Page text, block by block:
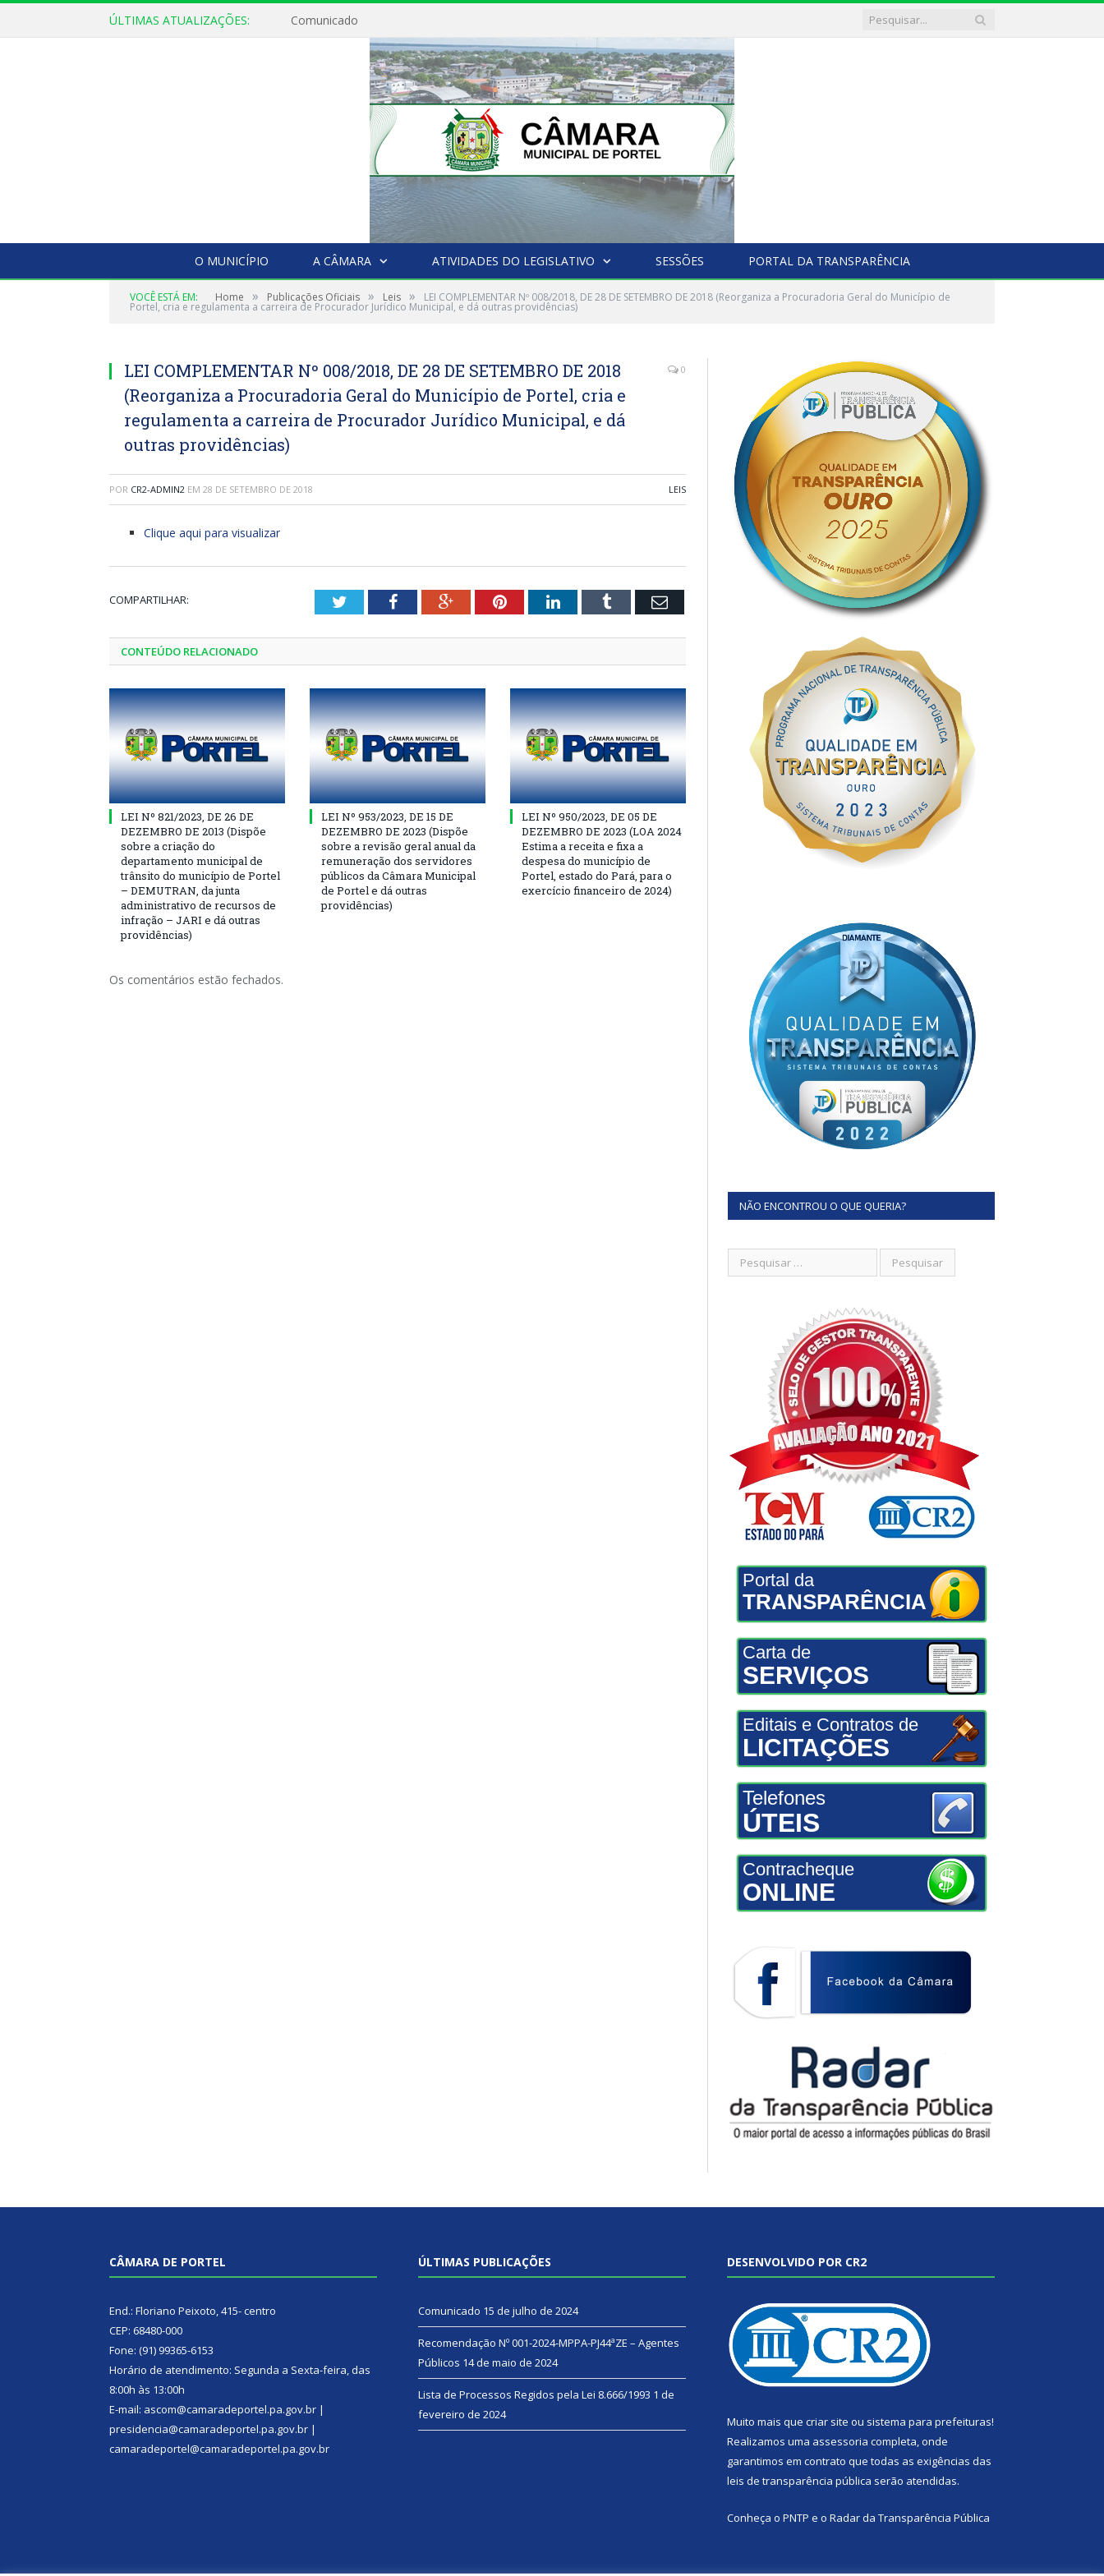
ÚLTIMAS ATUALIZAÇÕES: Comunicado
O MUNICÍPIO A CÂMARA ATIVIDADES DO LEGISLATIVO SESSÕES PORTAL DA TRANSPARÊNCIA
VOCÊ ESTÁ EM: Home » Publicações Oficiais » Leis » LEI COMPLEMENTAR Nº 008/2018, DE 28 DE SETEMBRO DE 2018 (Reorganiza a Procuradoria Geral do Município de
Portel, cria e regulamenta a carreira de Procurador Jurídico Municipal, e dá outras providências)
LEI COMPLEMENTAR Nº 008/2018, DE 28 DE SETEMBRO DE 2018
(Reorganiza a Procuradoria Geral do Município de Portel, cria e
regulamenta a carreira de Procurador Jurídico Municipal, e dá
outras providências)
0
POR CR2-ADMIN2 EM 28 DE SETEMBRO DE 2018 LEIS
Clique aqui para visualizar
COMPARTILHAR: TwitterFacebookGoogle+PinterestLinkedInTumblr Email
CONTEÚDO RELACIONADO
LEI Nº 821/2023, DE 26 DE
DEZEMBRO DE 2013 (Dispõe
sobre a criação do
departamento municipal de
trânsito do município de Portel
– DEMUTRAN, da junta
administrativo de recursos de
infração – JARI e dá outras
providências)
LEI Nº 953/2023, DE 15 DE
DEZEMBRO DE 2023 (Dispõe
sobre a revisão geral anual da
remuneração dos servidores
públicos da Câmara Municipal
de Portel e dá outras
providências)
LEI Nº 950/2023, DE 05 DE
DEZEMBRO DE 2023 (LOA 2024
Estima a receita e fixa a
despesa do município de
Portel, estado do Pará, para o
exercício financeiro de 2024)
Os comentários estão fechados.
NÃO ENCONTROU O QUE QUERIA?
Portal da
TRANSPARÊNCIA
Carta de
SERVIÇOS
Editais e Contratos de
LICITAÇÕES
Telefones
ÚTEIS
Contracheque
ONLINE
CÂMARA DE PORTEL
End.: Floriano Peixoto, 415- centro
CEP: 68480-000
Fone: (91) 99365-6153
Horário de atendimento: Segunda a Sexta-feira, das
8:00h às 13:00h
E-mail: ascom@camaradeportel.pa.gov.br |
presidencia@camaradeportel.pa.gov.br |
camaradeportel@camaradeportel.pa.gov.br
ÚLTIMAS PUBLICAÇÕES
Comunicado 15 de julho de 2024
Recomendação Nº 001-2024-MPPA-PJ44ªZE – Agentes
Públicos 14 de maio de 2024
Lista de Processos Regidos pela Lei 8.666/1993 1 de
fevereiro de 2024
DESENVOLVIDO POR CR2
Muito mais que criar site ou sistema para prefeituras!
Realizamos uma assessoria completa, onde
garantimos em contrato que todas as exigências das
leis de transparência pública serão atendidas.
Conheça o PNTP e o Radar da Transparência Pública